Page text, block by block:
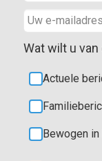
Wat wilt u
Actuele
Bewogen